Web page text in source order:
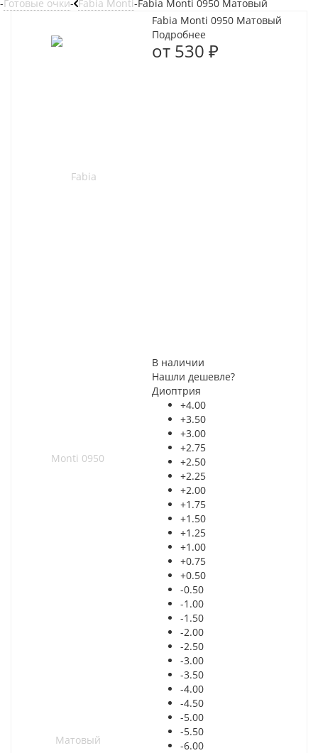
-Готовые очки- Fabia Monti-Fabia Monti 0950 Матовый
Fabia Monti 0950 Матовый
Подробнее
от 530 ₽
В наличии
Нашли дешевле?
Диоптрия
+4.00
+3.50
+3.00
+2.75
+2.50
+2.25
+2.00
+1.75
+1.50
+1.25
+1.00
+0.75
+0.50
-0.50
-1.00
-1.50
-2.00
-2.50
-3.00
-3.50
-4.00
-4.50
-5.00
-5.50
-6.00